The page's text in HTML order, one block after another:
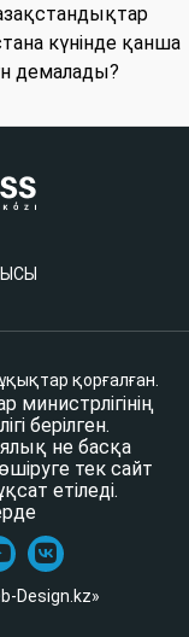
күнінде қанша
демалады?
қорғалған.
берілген.
не басқа
тек сайт
етіледі.
Design.kz»